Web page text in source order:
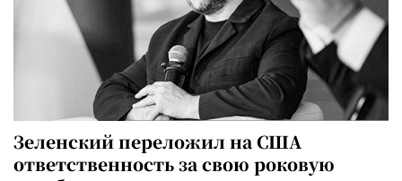
Зеленский переложил на США
ответственность за свою роковую